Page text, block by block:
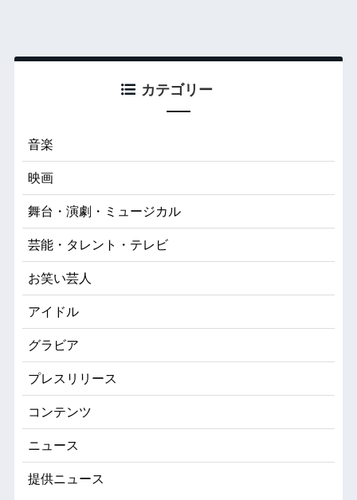
カテゴリー
音楽
映画
舞台・演劇・ミュージカル
芸能・タレント・テレビ
お笑い芸人
アイドル
グラビア
プレスリリース
コンテンツ
ニュース
提供ニュース